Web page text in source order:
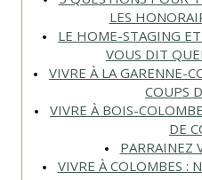
LES
LE HOME-STAGING
VOUS DIT
VIVRE À LA GARENNE-
COUPS
VIVRE À BOIS-
DE
PARRAINEZ
VIVRE À COLOMBES :